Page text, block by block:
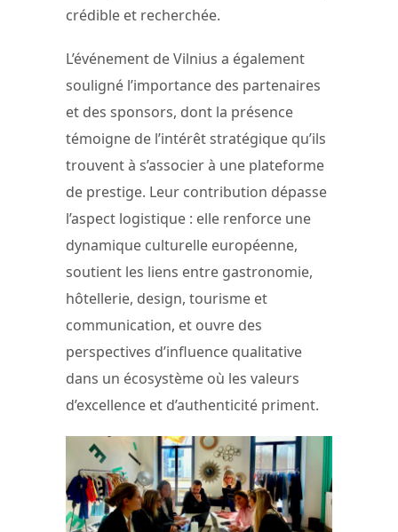
crédible et recherchée.
L’événement de Vilnius a également
souligné l’importance des partenaires
et des sponsors, dont la présence
témoigne de l’intérêt stratégique qu’ils
trouvent à s’associer à une plateforme
de prestige. Leur contribution dépasse
l’aspect logistique : elle renforce une
dynamique culturelle européenne,
soutient les liens entre gastronomie,
hôtellerie, design, tourisme et
communication, et ouvre des
perspectives d’influence qualitative
dans un écosystème où les valeurs
d’excellence et d’authenticité priment.